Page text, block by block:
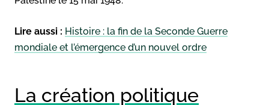
Lire aussi : Histoire : la fin de la Seconde Guerre
mondiale et l’émergence d’un nouvel ordre
La création politique